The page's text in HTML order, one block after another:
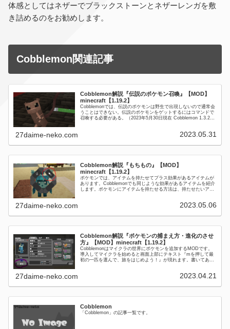
体感としてはネザーでブラックストーンとネザーレンガを敷
き詰めるのをお勧めします。
Cobblemon関連記事
Cobblemon解説『伝説のポケモン召喚』【MOD】
minecraft【1.19.2】
Cobblemonでは、伝説のポケモンは野生で出現しないので通常会
うことはできない。伝説のポケモンをゲットするにはコマンドで
召喚する必要がある。（2023年5月30日現在 Cobblemon 1.3.2）
27daime-neko.com 2023.05.31
Cobblemon解説『もちもの』【MOD】
minecraft【1.19.2】
ポケモンでは、アイテムを持たせてプラス効果があるアイテムが
あります。Cobblemonでも同じような効果があるアイテムを紹介
します。ポケモンにアイテムを持たせる方法は、持たせたいアイ
27daime-neko.com 2023.05.06
Cobblemon解説『ポケモンの捕まえ方・進化のさせ
方』【MOD】minecraft【1.19.2】
Cobblemonはマイクラの世界にポケモンを追加するMODです。
導入してマイクラを始めると画面上部にテキスト『mを押して最
初の一匹を選んで、旅をはじめよう！』が現れます。書いてある
27daime-neko.com 2023.04.21
Cobblemon
「Cobblemon」の記事一覧です。